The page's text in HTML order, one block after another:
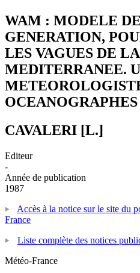
WAM : MODELE
GENERATION,
LES VAGUES DE LA
MEDITERRANEE.
OCEANOGRAPHES
CAVALERI [L.]
Editeur
-
Année de publication
1987
Accès à la notice sur le site du
France
Liste complète des notices
Météo-France